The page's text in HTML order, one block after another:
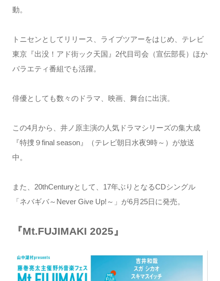
動。
トニセンとしてリリース、ライブツアーをはじめ、テレビ
東京『出没！アド街ック天国』2代目司会（宣伝部長）ほか
バラエティ番組でも活躍。
俳優としても数々のドラマ、映画、舞台に出演。
この4月から、井ノ原主演の人気ドラマシリーズの集大成
『特捜９final season』（テレビ朝日水夜9時～）が放送
中。
また、20thCenturyとして、17年ぶりとなるCDシングル
「ネバギバ～Never Give Up!～」が6月25日に発売。
『Mt.FUJIMAKI 2025』